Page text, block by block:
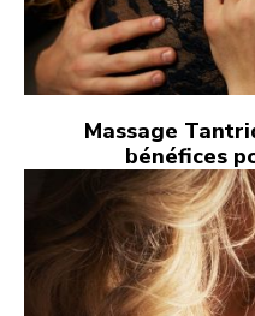
Massage
bénéfices